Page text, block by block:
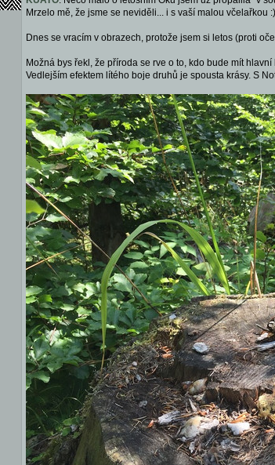
Mrzelo mě, že jsme se neviděli... i s vaší malou včelařkou :)
Dnes se vracím v obrazech, protože jsem si letos (proti
Možná bys řekl, že příroda se rve o to, kdo bude mít
Vedlejším efektem lítého boje druhů je spousta krásy. S